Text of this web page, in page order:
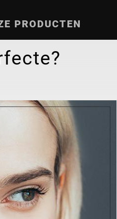
PRODUCTEN